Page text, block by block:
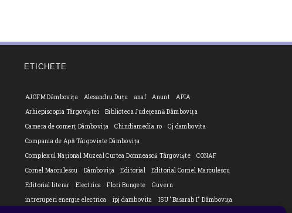
ETICHETE
AJOFM Dâmbovița Alesandru Duțu anaf Anunt
APIA
Arhiepiscopia Târgoviștei
Biblioteca Județeană Dâmbovița
Camera de comerț Dâmbovița
Chindiamedia.ro
Cj dambovita
Compania de Apă Târgoviște Dâmbovița
Complexul Național Muzeal Curtea Domnească Târgoviște
CONAF
Cornel Marculescu
Dâmbovița Editorial
Editorial Cornel Marculescu
Editorial literar
Electrica Flori Bungete
Guvern
intreruperi energie electrica
ipj dambovita
ISU "Basarab I" Dâmbovița